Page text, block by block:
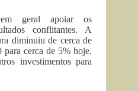
geral apoiar os
conflitantes. A
diminuiu de cerca de
cerca de 5% hoje,
investimentos para